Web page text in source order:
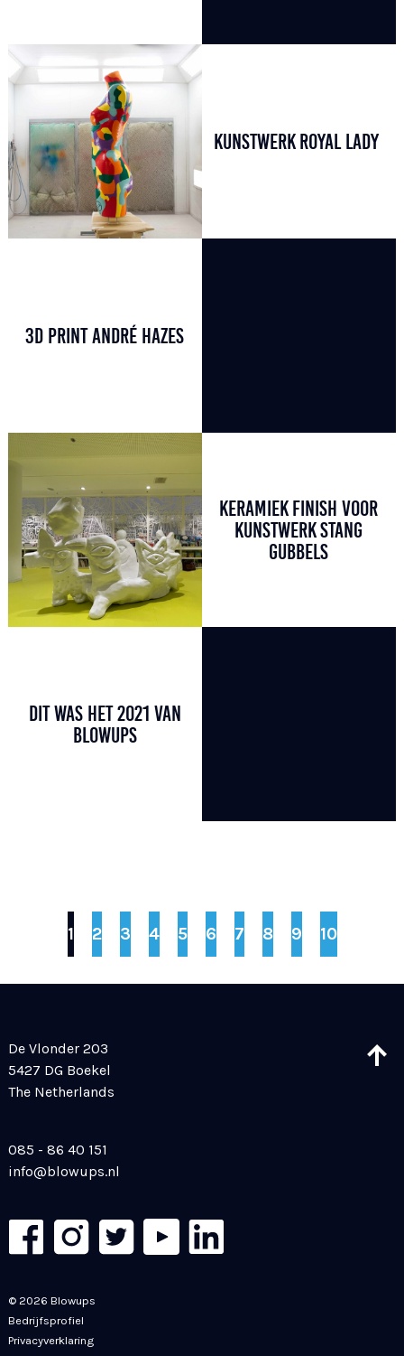
KUNSTWERK ROYAL LADY
3D PRINT ANDRÉ HAZES
KERAMIEK FINISH VOOR
KUNSTWERK STANG
GUBBELS
DIT WAS HET 2021 VAN
BLOWUPS
1 2 3 4 5 6 7 8 9 10
De Vlonder 203
5427 DG Boekel
The Netherlands
085 - 86 40 151
info@blowups.nl
© 2026 Blowups
Bedrijfsprofiel
Privacyverklaring